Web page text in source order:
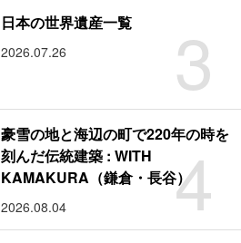
3
日本の世界遺産一覧
2026.07.26
4
豪雪の地と海辺の町で220年の時を
刻んだ伝統建築 : WITH
KAMAKURA（鎌倉・長谷）
2026.08.04